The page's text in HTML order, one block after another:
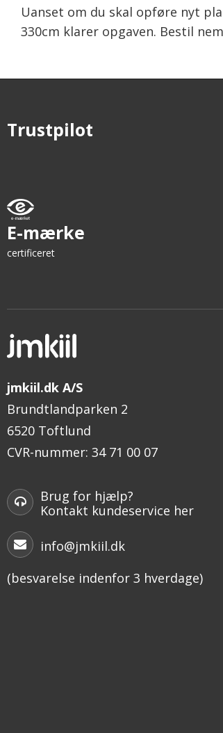
Uanset om du skal opføre nyt
330cm klarer opgaven. Bestil
Trustpilot
E-mærke
certificeret
jmkiil.dk A/S
Brundtlandparken 2
6520 Toftlund
CVR-nummer: 34 71 00 07
Brug for hjælp?
Kontakt kundeservice her
info@jmkiil.dk
(besvarelse indenfor 3 hverdage)